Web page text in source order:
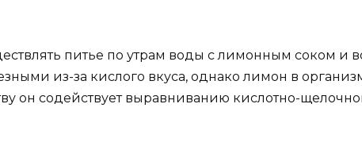
питье по утрам воды с лимонным соком и
из-за кислого вкуса, однако лимон в
он содействует выравниванию кислотно-